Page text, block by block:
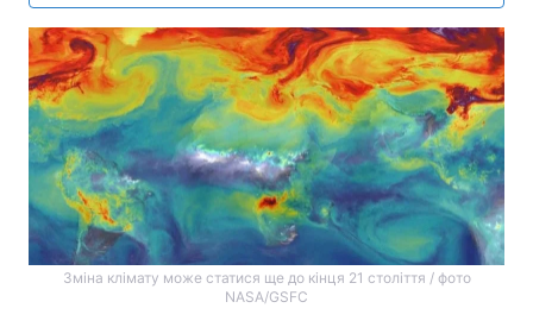
Зміна клімату може статися ще до кінця 21 століття / фото
NASA/GSFC